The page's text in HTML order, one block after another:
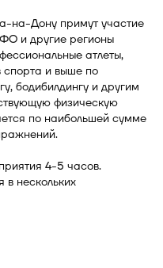
на-Дону примут участие
и другие регионы
атлеты,
и выше по
бодибилдингу и другим
физическую
по наибольшей сумме
4-5 часов.
в нескольких